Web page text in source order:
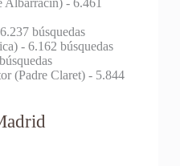
Albarracín)- 6.461
búsquedas
- 6.162 búsquedas
(Padre Claret)- 5.844